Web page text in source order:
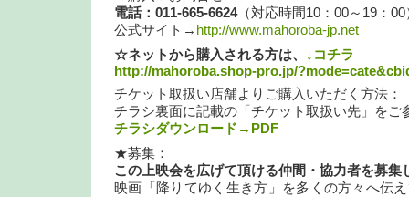
電話：011-665-6624（対応時間10：00～19：00
公式サイト→ http://www.mahoroba-jp.net
☆ネットから購入される方は、
↓コチラ
http://mahoroba.shop-pro.jp/
チケット取扱い店舗よりご購入いただく方法：
チラシ裏面に記載の「チケット取扱い先」をご
チラシダウンロード→PDF
★募集：
この上映会を広げて頂ける仲間・協力者を募集
映画「降りてゆく生き方」を多くの方々へ伝